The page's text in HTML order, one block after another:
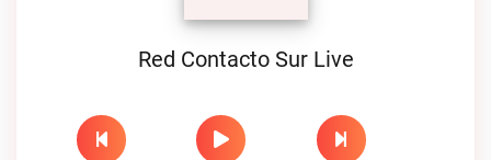
Red Contacto Sur Live